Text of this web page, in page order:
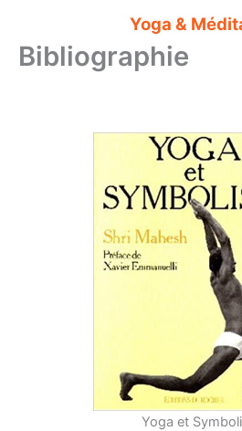
Yoga &
Bibliographie
Yoga et